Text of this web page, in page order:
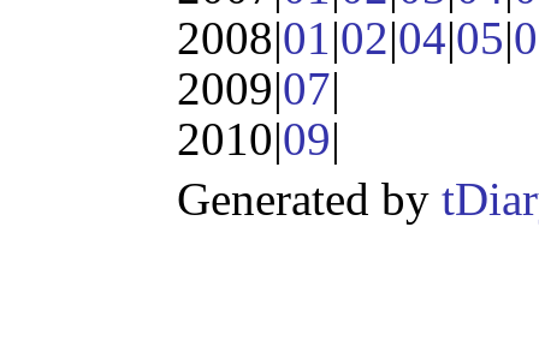
2008|01|02|04|05|
2009|07|
2010|09|
Generated by